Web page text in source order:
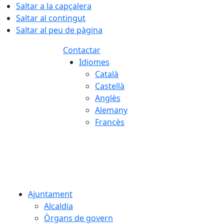
Saltar a la capçalera
Saltar al contingut
Saltar al peu de pàgina
Contactar
Idiomes
Català
Castellà
Anglès
Alemany
Francès
Ajuntament
Alcaldia
Òrgans de govern